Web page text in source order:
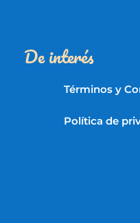
De interés
Términos y
Política de